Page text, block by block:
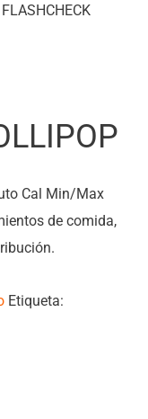
Cal Min/Max
de comida,
Etiqueta: